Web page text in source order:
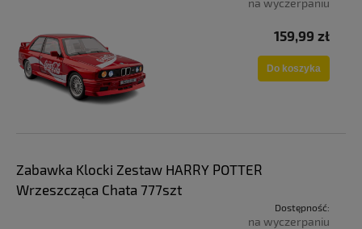
159,99 zł
Do koszyka
Zabawka Klocki Zestaw HARRY POTTER
Wrzeszcząca Chata 777szt
Dostępność:
na wyczerpaniu